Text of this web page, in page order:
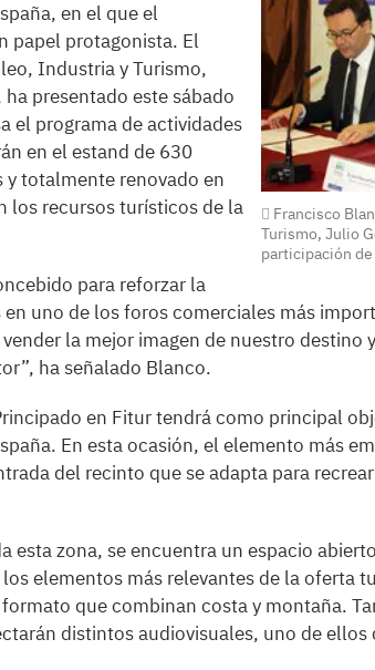
Francisco
Turismo, Julio
participación
en el que el
papel protagonista. El
Industria y Turismo,
presentado este sábado
el programa de actividades
en el estand de 630
y totalmente renovado en
los recursos turísticos de la
para reforzar la
en uno de los foros comerciales más
la mejor imagen de nuestro
ha señalado Blanco.
en Fitur tendrá como principal
En esta ocasión, el elemento más
del recinto que se adapta para
esta zona, se encuentra un espacio
elementos más relevantes de la oferta
que combinan costa y montaña.
distintos audiovisuales, uno de